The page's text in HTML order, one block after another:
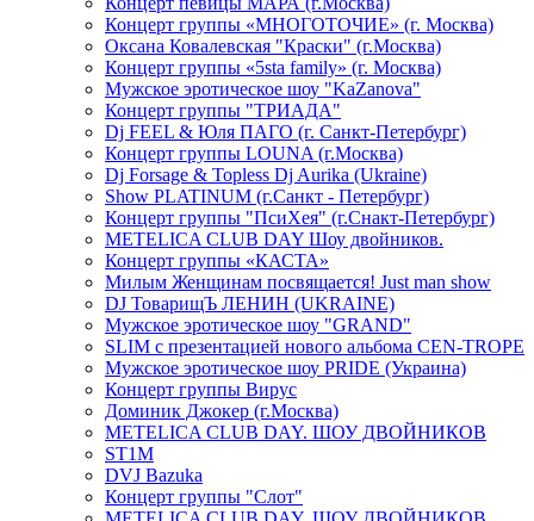
Концерт группы «МНОГОТОЧИЕ» (г. Москва)
Оксана Ковалевская "Краски" (г.Москва)
Концерт группы «5sta family» (г. Москва)
Мужское эротическое шоу "KaZanova"
Концерт группы "ТРИАДА"
Dj FEEL & Юля ПАГО (г. Санкт-Петербург)
Концерт группы LOUNA (г.Москва)
Dj Forsage & Topless Dj Aurika (Ukraine)
Show PLATINUM (г.Санкт - Петербург)
Концерт группы "ПсиХея" (г.Снакт-Петербург)
METELICA CLUB DAY Шоу двойников.
Концерт группы «КАСТА»
Милым Женщинам посвящается! Just man show
DJ ТоварищЪ ЛЕНИН (UKRAINE)
Мужское эротическое шоу "GRAND"
SLIM с презентацией нового альбома CEN-TROPE
Мужское эротическое шоу PRIDE (Украина)
Концерт группы Вирус
Доминик Джокер (г.Москва)
METELICA CLUB DAY. ШОУ ДВОЙНИКОВ
ST1M
DVJ Bazuka
Концерт группы "Слот"